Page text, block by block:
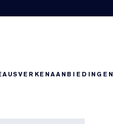
VERKENAANBIEDINGEN